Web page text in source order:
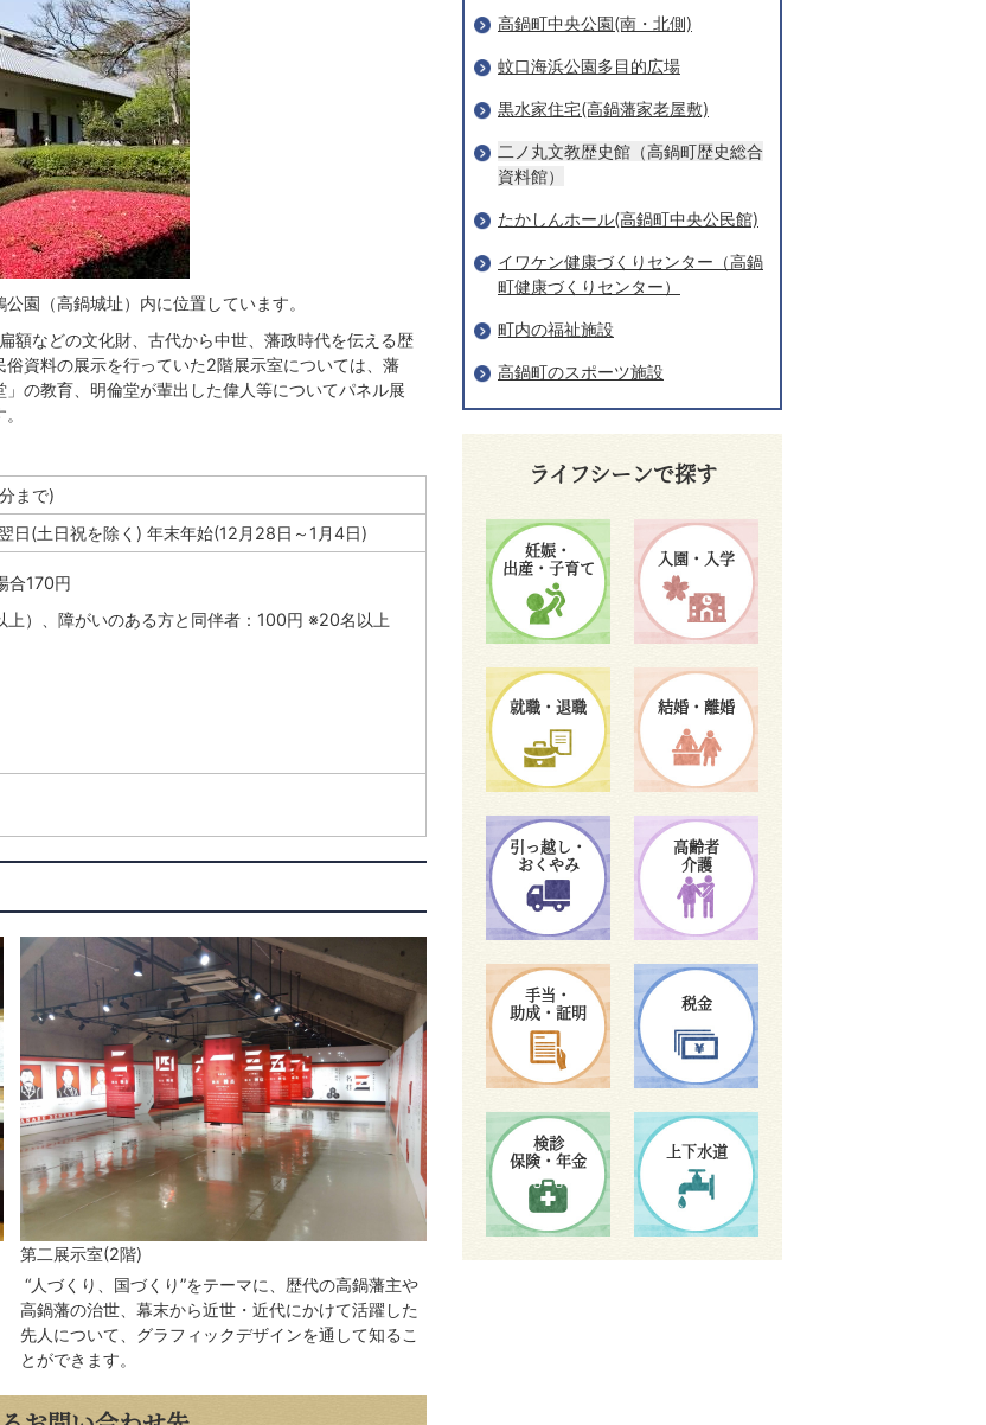
園（高鍋城址）内に位置しています。
額などの文化財、古代から中世、藩政時代を伝える歴
資料の展示を行っていた2階展示室については、藩
の教育、明倫堂が輩出した偉人等についてパネル展
まで)
日(土日祝を除く) 年末年始(12月28日～1月4日)
合170円
上）、障がいのある方と同伴者：100円 ※20名以上
第二展示室(2階)
“人づくり、国づくり”をテーマに、歴代の高鍋藩主や
高鍋藩の治世、幕末から近世・近代にかけて活躍した
先人について、グラフィックデザインを通して知るこ
とができます。
高鍋町中央公園(南・北側)
蚊口海浜公園多目的広場
黒水家住宅(高鍋藩家老屋敷)
二ノ丸文教歴史館（高鍋町歴史総合
資料館）
たかしんホール(高鍋町中央公民館)
イワケン健康づくりセンター（高鍋
町健康づくりセンター）
町内の福祉施設
高鍋町のスポーツ施設
ライフシーンで探す
妊娠・
出産・子育て 入園・入学
就職・退職 結婚・離婚
引っ越し・
おくやみ
高齢者
介護
手当・
助成・証明 税金
検診
保険・年金 上下水道